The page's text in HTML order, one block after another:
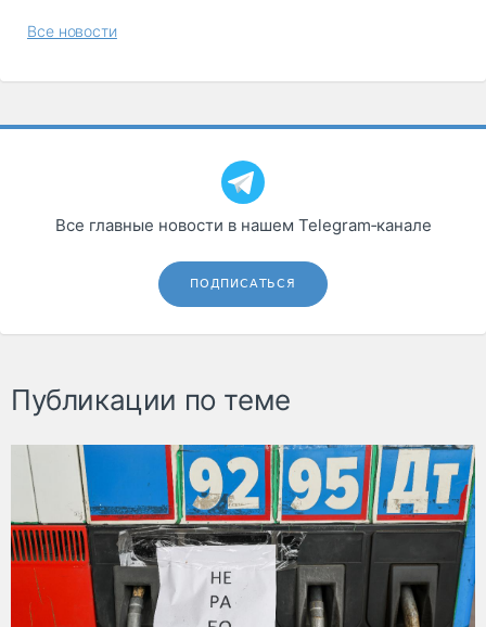
Все новости
Все главные новости в нашем Telegram‑канале
ПОДПИСАТЬСЯ
Публикации по теме